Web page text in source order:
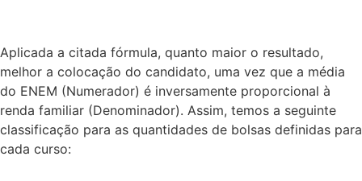
Aplicada a citada fórmula, quanto maior o resultado,
melhor a colocação do candidato, uma vez que a média
do ENEM (Numerador) é inversamente proporcional à
renda familiar (Denominador). Assim, temos a seguinte
classificação para as quantidades de bolsas definidas para
cada curso: